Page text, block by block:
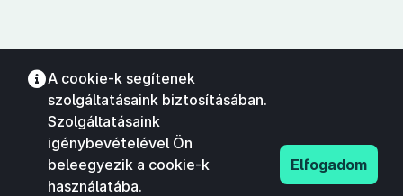
A cookie-k segítenek
szolgáltatásaink biztosításában.
Szolgáltatásaink
igénybevételével Ön
beleegyezik a cookie-k
használatába.
Elfogadom